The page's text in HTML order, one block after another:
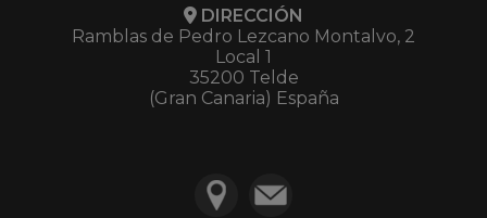
DIRECCIÓN
Ramblas de Pedro Lezcano Montalvo, 2
Local 1
35200 Telde
(Gran Canaria) España